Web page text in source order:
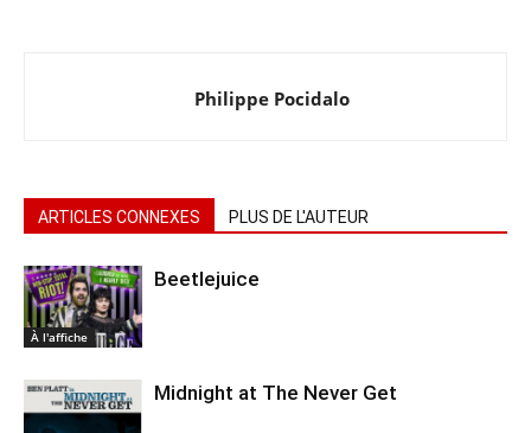
Philippe Pocidalo
ARTICLES CONNEXES PLUS DE L'AUTEUR
À l'affiche
Beetlejuice
Midnight at The Never Get